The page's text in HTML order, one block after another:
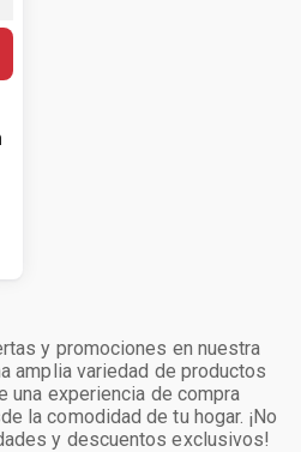
y promociones en nuestra
amplia variedad de productos
una experiencia de compra
la comodidad de tu hogar. ¡No
y descuentos exclusivos!